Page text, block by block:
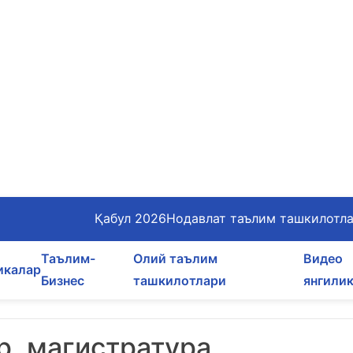
Қабул 2026Нодавлат таълим
Таълим-
Бизнес
Олий таълим
ташкилотлари
Видео